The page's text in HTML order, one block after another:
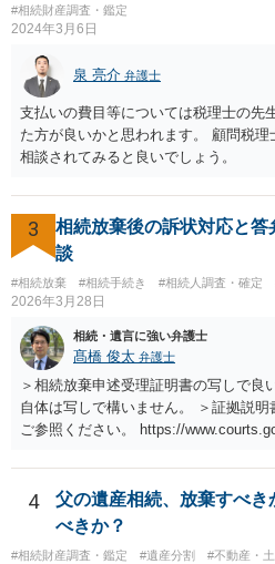
#相続財産調査・鑑定
2024年3月6日
泉 亮介 弁護士
支払いの費目等については税理士の先
た方が良いかと思われます。 顧問税
相談されてみると良いでしょう。
3
相続放棄後の訴状対応と答
談
#相続放棄 #相続手続き #相続人調査・確定
2026年3月28日
相続・遺言に強い弁護士
髙橋 俊太 弁護士
＞相続放棄申述受理証明書の写しで良
自体は写しで構いません。 ＞証拠説
ご参照ください。 https://
4
父の遺産相続、放棄すべき
べきか？
#相続財産調査・鑑定 #遺産分割 #不動産・